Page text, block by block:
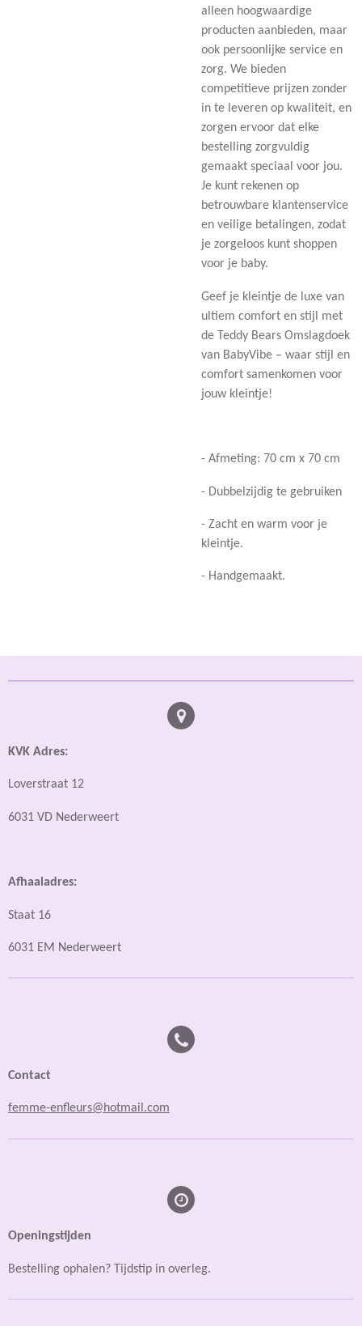
alleen hoogwaardige
producten aanbieden, maar
ook persoonlijke service en
zorg. We bieden
competitieve prijzen zonder
in te leveren op kwaliteit, en
zorgen ervoor dat elke
bestelling zorgvuldig
gemaakt speciaal voor jou.
Je kunt rekenen op
betrouwbare klantenservice
en veilige betalingen, zodat
je zorgeloos kunt shoppen
voor je baby.
Geef je kleintje de luxe van
ultiem comfort en stijl met
de Teddy Bears Omslagdoek
van BabyVibe – waar stijl en
comfort samenkomen voor
jouw kleintje!
- Afmeting: 70 cm x 70 cm
- Dubbelzijdig te gebruiken
- Zacht en warm voor je
kleintje.
- Handgemaakt.
KVK Adres:
Loverstraat 12
6031 VD Nederweert
Afhaaladres:
Staat 16
6031 EM Nederweert
Contact
femme-enfleurs@hotmail.com
Openingstijden
Bestelling ophalen? Tijdstip in overleg.